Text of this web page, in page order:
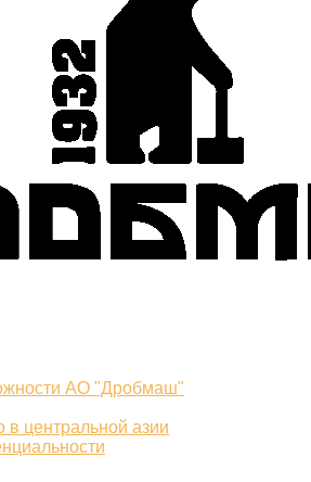
АО "Дробмаш"
в центральной азии